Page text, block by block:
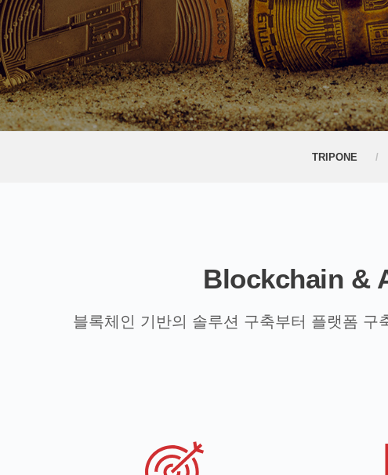
TRIPONE
Blockchain &
블록체인 기반의 솔루션 구축부터 플랫폼 구